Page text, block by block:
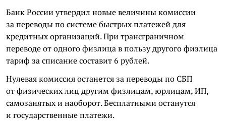
Банк России утвердил новые величины комиссии
за переводы по системе быстрых платежей для
кредитных организаций. При трансграничном
переводе от одного физлица в пользу другого физлица
тариф за списание составит 6 рублей.
Нулевая комиссия останется за переводы по СБП
от физических лиц другим физлицам, юрлицам, ИП,
самозанятых и наоборот. Бесплатными останутся
и государственные платежи.